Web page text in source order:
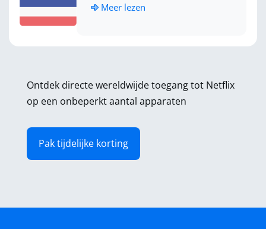
Meer lezen
Ontdek directe wereldwijde toegang tot Netflix
op een onbeperkt aantal apparaten
Pak tijdelijke korting